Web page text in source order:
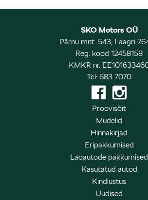
SKO Motors OÜ
Pärnu mnt. 543, Laagri
Reg. kood 12458158
KMKR nr.
Tel: 683 7070
Proovisõit
Mudelid
Hinnakirjad
Eripakkumised
Laoautode pakkumised
Kasutatud autod
Kindlustus
Uudised